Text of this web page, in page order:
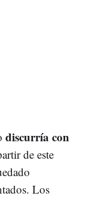
discurría con
de este
Los